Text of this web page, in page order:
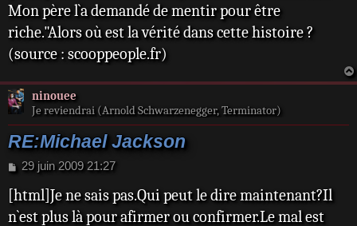
Mon père l`a demandé de mentir pour être
riche."Alors où est la vérité dans cette histoire ?
(source : scooppeople.fr)
ninouee
Je reviendrai (Arnold Schwarzenegger, Terminator)
RE:Michael Jackson
M
s
s
a
29 juin 2009 21:27
[html]Je ne sais pas.Qui peut le dire maintenant?Il
n`est plus là pour afirmer ou confirmer.Le mal est